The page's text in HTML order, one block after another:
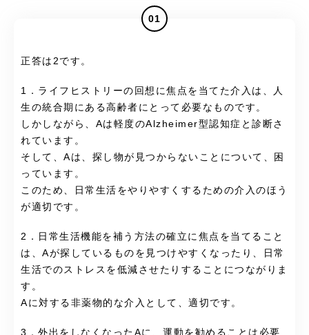
01
正答は2です。
1．ライフヒストリーの回想に焦点を当てた介入は、人
生の統合期にある高齢者にとって必要なものです。
しかしながら、Aは軽度のAlzheimer型認知症と診断さ
れています。
そして、Aは、探し物が見つからないことについて、困
っています。
このため、日常生活をやりやすくするための介入のほう
が適切です。
2．日常生活機能を補う方法の確立に焦点を当てること
は、Aが探しているものを見つけやすくなったり、日常
生活でのストレスを低減させたりすることにつながりま
す。
Aに対する非薬物的な介入として、適切です。
3．外出をしなくなったAに、運動を勧めることは必要